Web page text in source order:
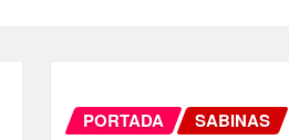
PORTADA SABINAS